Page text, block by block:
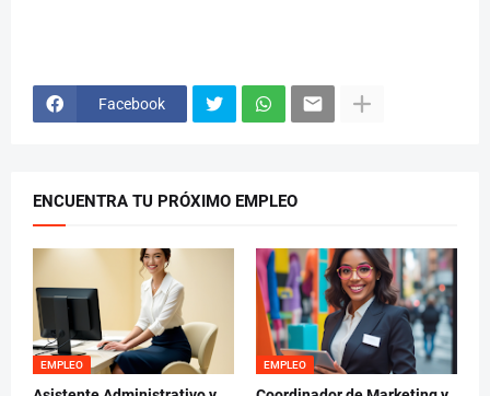
Facebook
ENCUENTRA TU PRÓXIMO EMPLEO
EMPLEO EMPLEO